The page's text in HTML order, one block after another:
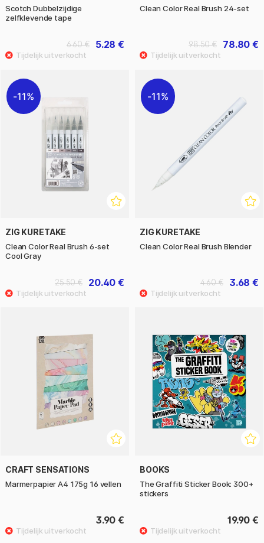
Scotch Dubbelzijdige
zelfklevende tape
5.28 €
6.60 €
Clean Color Real Brush 24-set
78.80 €
98.50 €
11%
ZIG KURETAKE
Clean Color Real Brush 6-set
Cool Gray
20.40 €
25.50 €
11%
ZIG KURETAKE
Clean Color Real Brush Blender
3.68 €
4.60 €
CRAFT SENSATIONS
Marmerpapier A4 175g 16 vellen
3.90 €
BOOKS
The Graffiti Sticker Book: 300+
stickers
19.90 €